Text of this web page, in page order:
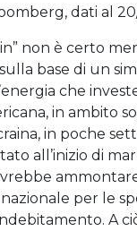
dati al
non è certo
base di un
che
in ambito
in poche
all’inizio di
per le
A